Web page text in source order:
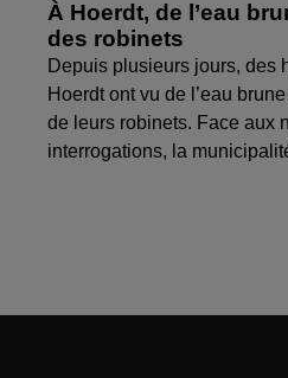
À Hoerdt, de l’eau
des robinets
Depuis plusieurs jours, des
Hoerdt ont vu de l’eau
de leurs robinets. Face aux
interrogations, la